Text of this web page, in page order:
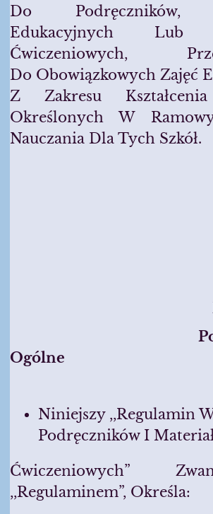
Do Podręczników,
Edukacyjnych Lub
Ćwiczeniowych,
Do Obowiązkowych Zajęć
Z Zakresu
Określonych W
Nauczania Dla Tych Szkół.
Ogólne
Niniejszy ,,Regulamin
Podręczników I
Ćwiczeniowych”
,,Regulaminem”, Określa: